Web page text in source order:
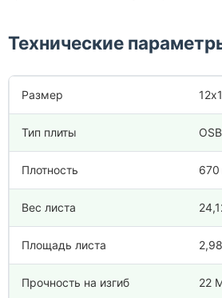
Технические
Размер
Тип плиты
Плотность 670
Вес листа
Площадь листа
Прочность на изгиб 22